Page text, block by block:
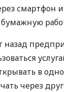
смартфон и
назад
в
через